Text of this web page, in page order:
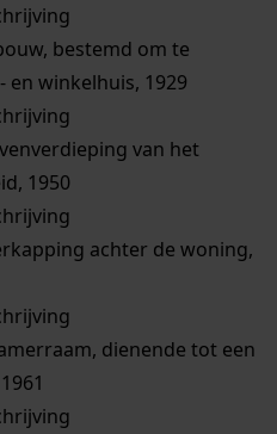
bestemd om te
winkelhuis, 1929
van het
1950
achter de woning,
dienende tot een